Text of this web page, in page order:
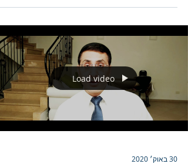
Load video
30 באוק׳ 2020